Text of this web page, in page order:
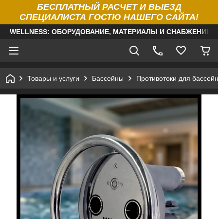
БЕСПЛАТНЫЙ РАСЧЕТ И ВЫЕЗД
СПЕЦИАЛИСТА ГОСТЮ НАШЕГО САЙТА!
WELLNESS: ОБОРУДОВАНИЕ, МАТЕРИАЛЫ И
Товары и услуги Бассейны Противотоки для